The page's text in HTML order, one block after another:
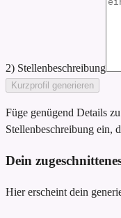
2) Stellenbeschreibung
Kurzprofil generieren
Füge genügend Details
Stellenbeschreibung ein,
Dein
Hier erscheint dein